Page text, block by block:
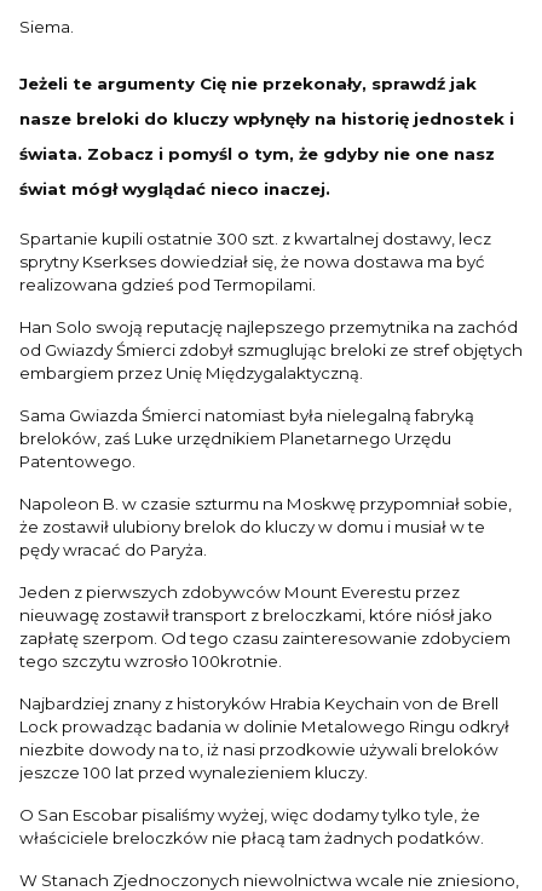
Siema.
Jeżeli te argumenty Cię nie przekonały, sprawdź jak
nasze breloki do kluczy wpłynęły na historię jednostek i
świata. Zobacz i pomyśl o tym, że gdyby nie one nasz
świat mógł wyglądać nieco inaczej.
Spartanie kupili ostatnie 300 szt. z kwartalnej dostawy, lecz
sprytny Kserkses dowiedział się, że nowa dostawa ma być
realizowana gdzieś pod Termopilami.
Han Solo swoją reputację najlepszego przemytnika na zachód
od Gwiazdy Śmierci zdobył szmuglując breloki ze stref objętych
embargiem przez Unię Międzygalaktyczną.
Sama Gwiazda Śmierci natomiast była nielegalną fabryką
breloków, zaś Luke urzędnikiem Planetarnego Urzędu
Patentowego.
Napoleon B. w czasie szturmu na Moskwę przypomniał sobie,
że zostawił ulubiony brelok do kluczy w domu i musiał w te
pędy wracać do Paryża.
Jeden z pierwszych zdobywców Mount Everestu przez
nieuwagę zostawił transport z breloczkami, które niósł jako
zapłatę szerpom. Od tego czasu zainteresowanie zdobyciem
tego szczytu wzrosło 100krotnie.
Najbardziej znany z historyków Hrabia Keychain von de Brell
Lock prowadząc badania w dolinie Metalowego Ringu odkrył
niezbite dowody na to, iż nasi przodkowie używali breloków
jeszcze 100 lat przed wynalezieniem kluczy.
O San Escobar pisaliśmy wyżej, więc dodamy tylko tyle, że
właściciele breloczków nie płacą tam żadnych podatków.
W Stanach Zjednoczonych niewolnictwa wcale nie zniesiono,